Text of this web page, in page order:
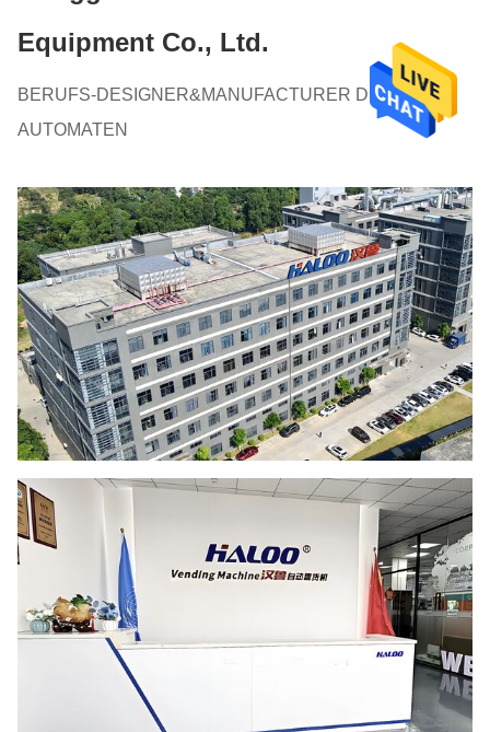
Equipment Co., Ltd.
BERUFS-DESIGNER&MANUFACTURER DES
AUTOMATEN